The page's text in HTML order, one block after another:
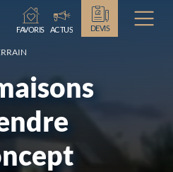
Chargement...
FAVORIS ACTUS DEVIS